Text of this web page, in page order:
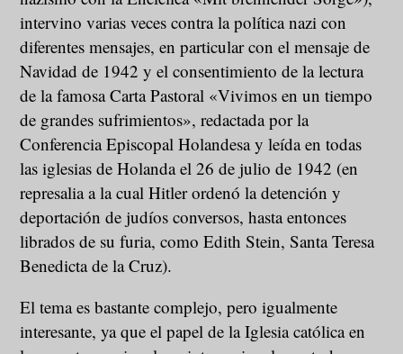
intervino varias veces contra la política nazi con
diferentes mensajes, en particular con el mensaje de
Navidad de 1942 y el consentimiento de la lectura
de la famosa Carta Pastoral «Vivimos en un tiempo
de grandes sufrimientos», redactada por la
Conferencia Episcopal Holandesa y leída en todas
las iglesias de Holanda el 26 de julio de 1942 (en
represalia a la cual Hitler ordenó la detención y
deportación de judíos conversos, hasta entonces
librados de su furia, como Edith Stein, Santa Teresa
Benedicta de la Cruz).
El tema es bastante complejo, pero igualmente
interesante, ya que el papel de la Iglesia católica en